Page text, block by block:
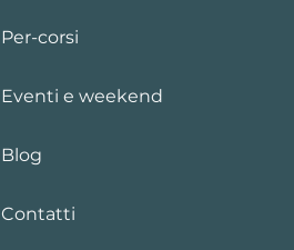
Per-corsi
Eventi e weekend
Blog
Contatti